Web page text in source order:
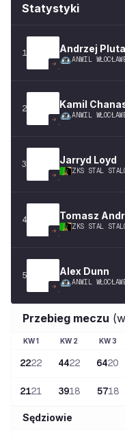
Statystyki
1 Andrzej Pluta
ANWIL
2 Kamil
ANWIL
3 Jarryd Loyd
ZKS STAL
4 Tomasz
ZKS STAL
5 Alex Dunn
ANWIL
Przebieg meczu
KW1 KW 2 KW3
2222 4422 6420
2121 3918 5718
Sędziowie